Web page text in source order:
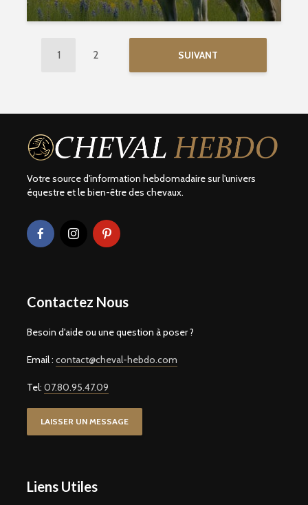
1 2 SUIVANT
Votre source d'information hebdomadaire sur l'univers
équestre et le bien-être des chevaux.
Contactez Nous
Besoin d'aide ou une question à poser ?
Email : contact@cheval-hebdo.com
Tel: 07.80.95.47.09
LAISSER UN MESSAGE
Liens Utiles